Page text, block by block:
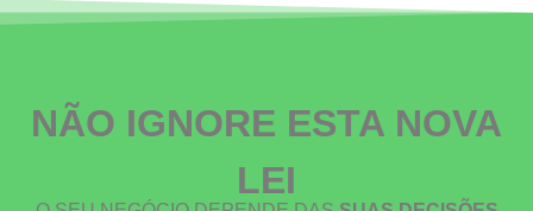
NÃO IGNORE ESTA NOVA
LEI